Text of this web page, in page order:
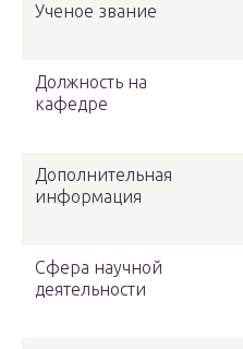
Ученое звание
Должность на
кафедре
Дополнительная
информация
Сфера научной
деятельности